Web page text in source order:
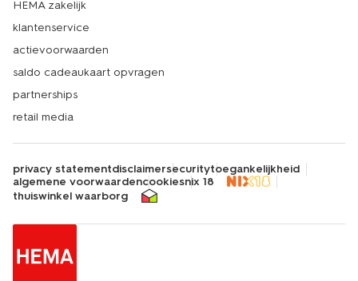
HEMA zakelijk
klantenservice
actievoorwaarden
saldo cadeaukaart opvragen
partnerships
retail media
privacy statementdisclaimersecuritytoegankelijkheid
algemene voorwaardencookiesnix 18
thuiswinkel waarborg